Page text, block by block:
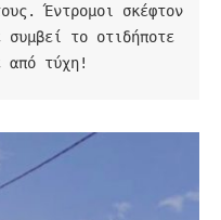
Έντρομοι σκέφτον
το οτιδήποτε
από τύχη!